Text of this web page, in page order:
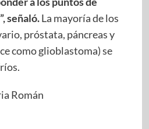
señaló.La mayoría de los
próstata, páncreas y
como glioblastoma) se
Román